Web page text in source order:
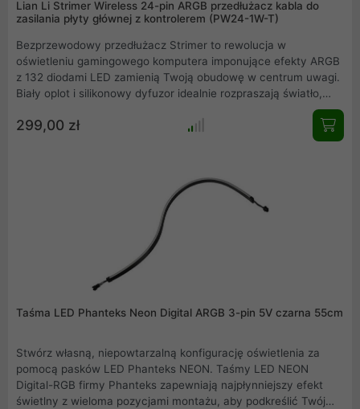
Lian Li Strimer Wireless 24-pin ARGB przedłużacz kabla do
zasilania płyty głównej z kontrolerem (PW24-1W-T)
Bezprzewodowy przedłużacz Strimer to rewolucja w
oświetleniu gamingowego komputera imponujące efekty ARGB
z 132 diodami LED zamienią Twoją obudowę w centrum uwagi.
Biały oplot i silikonowy dyfuzor idealnie rozpraszają światło,
podkreślając każdy szczegół. Dzięki kontrolerowi L-Wireless
masz pełną kontrolę nad stylizacją oświetlenia bez
dodatkowych kabli. Strimer Wireless to nie tylko nowoczesny
wyjątkowym designem, który inspiruje.
299,00 zł
Taśma LED Phanteks Neon Digital ARGB 3-pin 5V czarna 55cm
Stwórz własną, niepowtarzalną konfigurację oświetlenia za
pomocą pasków LED Phanteks NEON. Taśmy LED NEON
Digital-RGB firmy Phanteks zapewniają najpłynniejszy efekt
świetlny z wieloma pozycjami montażu, aby podkreślić Twój